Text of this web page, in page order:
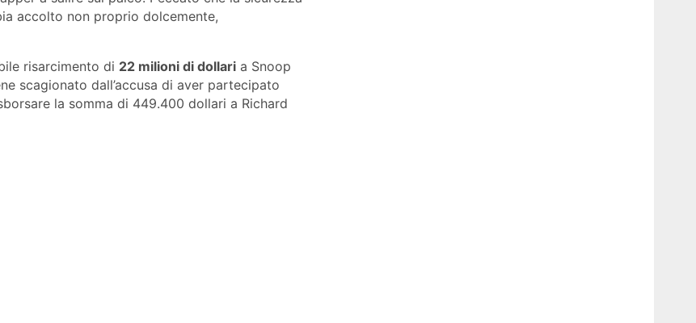
accolto non proprio dolcemente,
risarcimento di 22 milioni di dollari a Snoop
scagionato dall’accusa di aver partecipato
la somma di 449.400 dollari a Richard